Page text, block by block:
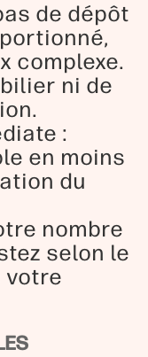
de dépôt
complexe.
ni de
:
en moins
du
nombre
selon le
votre